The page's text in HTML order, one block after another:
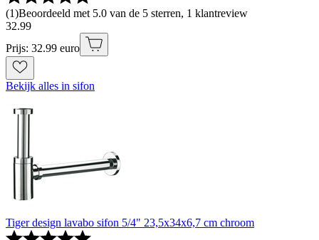
(1)Beoordeeld met 5.0 van de 5 sterren, 1 klantreview
32.99
Prijs: 32.99 euro
Bekijk alles in sifon
Tiger design lavabo sifon 5/4" 23,5x34x6,7 cm chroom